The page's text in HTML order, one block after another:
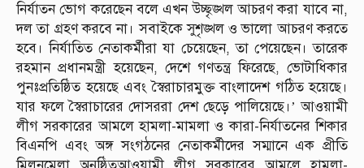
নির্যাতন ভোগ করেছেন বলে এখন উচ্ছৃঙ্খল আচরণ করা যাবে না,
দল তা গ্রহণ করবে না। সবাইকে সুশৃঙ্খল ও ভালো আচরণ করতে
হবে। নির্যাতিত নেতাকর্মীরা যা চেয়েছেন, তা পেয়েছেন। তারেক
রহমান প্রধানমন্ত্রী হয়েছেন, দেশে গণতন্ত্র ফিরেছে, ভোটাধিকার
পুনঃপ্রতিষ্ঠিত হয়েছে এবং স্বৈরাচারমুক্ত বাংলাদেশ গঠিত হয়েছে।
যার ফলে স্বৈরাচারের দোসররা দেশ ছেড়ে পালিয়েছে।’ আওয়ামী
লীগ সরকারের আমলে হামলা-মামলা ও কারা-নির্যাতনের শিকার
বিএনপি এবং অঙ্গ সংগঠনের নেতাকর্মীদের সম্মানে এক প্রীতি